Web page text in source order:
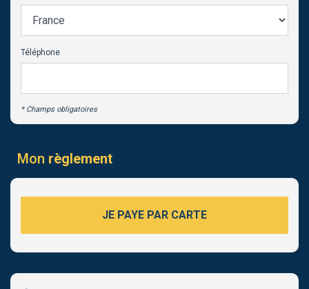
Téléphone
* Champs obligatoires
Mon règlement
JE PAYE PAR CARTE